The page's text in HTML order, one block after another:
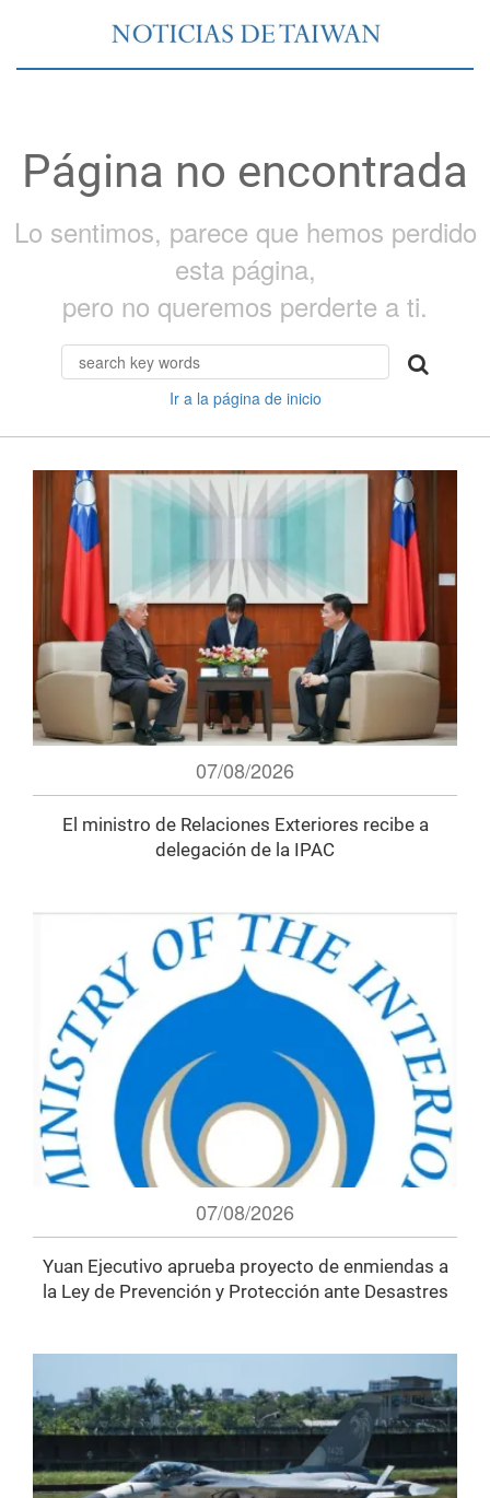
Página no encontrada
Lo sentimos, parece que hemos perdido
esta página,
pero no queremos perderte a ti.
Ir a la página de inicio
07/08/2026
El ministro de Relaciones Exteriores recibe a
delegación de la IPAC
07/08/2026
Yuan Ejecutivo aprueba proyecto de enmiendas a
la Ley de Prevención y Protección ante Desastres